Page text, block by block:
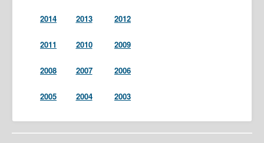
2014 2013 2012
2011 2010 2009
2008 2007 2006
2005 2004 2003